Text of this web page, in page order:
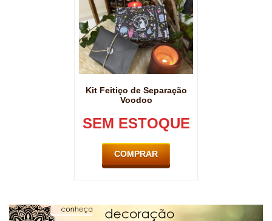
Kit Feitiço de Separação
Voodoo
SEM ESTOQUE
COMPRAR